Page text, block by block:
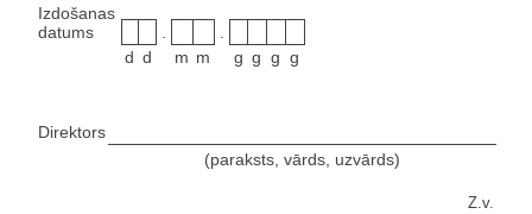
Izdošanas
datums
d d m m g g g g
Direktors
(paraksts, vārds, uzvārds)
Z.v.